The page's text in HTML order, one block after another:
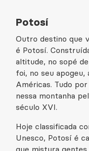
Potosí
Outro destino que
é Potosí.
altitude, no sopé
foi, no seu apogeu,
Américas. Tudo
nessa montanha
século XVI.
Hoje classificada
Unesco, Potosí é